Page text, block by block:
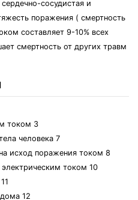
сосудистая и
поражения ( смертность
составляет 9-10% всех
смертность от других травм
током 3
человека 7
исход поражения током 8
током 10
12